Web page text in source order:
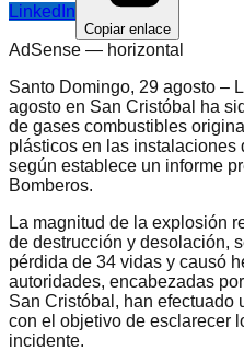
LinkedIn
Copiar enlace
AdSense — horizontal
Santo Domingo, 29 agosto –
agosto en San Cristóbal ha
de gases combustibles
plásticos en las instalaciones
según establece un informe
Bomberos.
La magnitud de la explosión
de destrucción y desolación,
pérdida de 34 vidas y causó
autoridades, encabezadas
San Cristóbal, han efectuado
con el objetivo de esclarecer
incidente.